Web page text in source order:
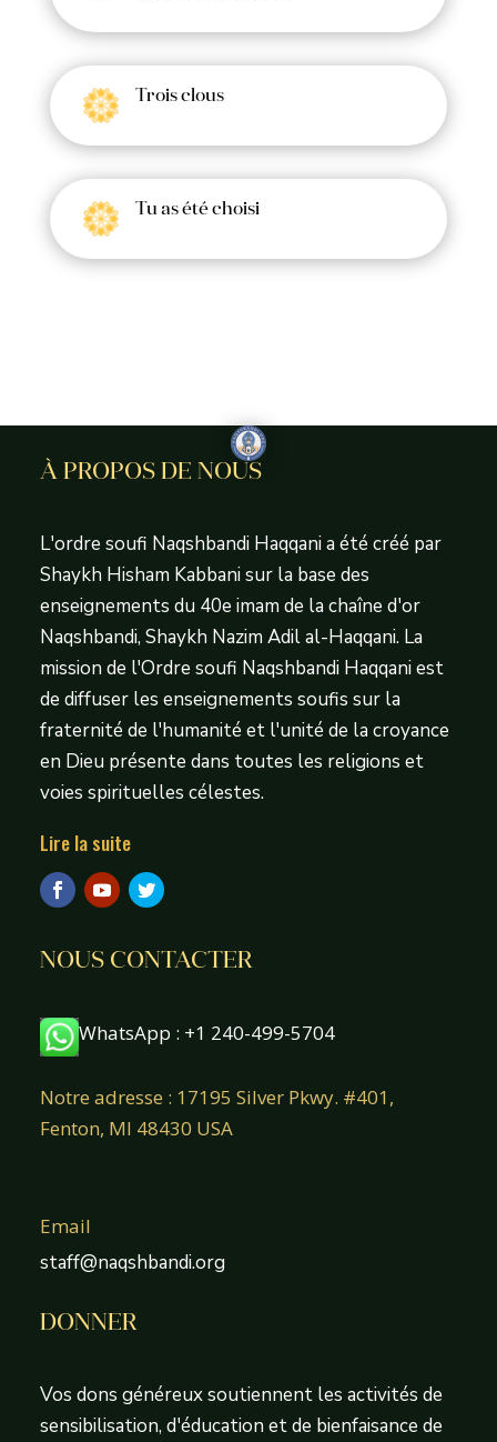
Trois clous
Tu as été choisi
À PROPOS DE NOUS
L'ordre soufi Naqshbandi Haqqani a été créé par
Shaykh Hisham Kabbani sur la base des
enseignements du 40e imam de la chaîne d'or
Naqshbandi, Shaykh Nazim Adil al-Haqqani. La
mission de l'Ordre soufi Naqshbandi Haqqani est
de diffuser les enseignements soufis sur la
fraternité de l'humanité et l'unité de la croyance
en Dieu présente dans toutes les religions et
voies spirituelles célestes.
Lire la suite
NOUS CONTACTER
WhatsApp : +1 240-499-5704
Notre adresse : 17195 Silver Pkwy. #401,
Fenton, MI 48430 USA
Email
staff@naqshbandi.org
DONNER
Vos dons généreux soutiennent les activités de
sensibilisation, d'éducation et de bienfaisance de